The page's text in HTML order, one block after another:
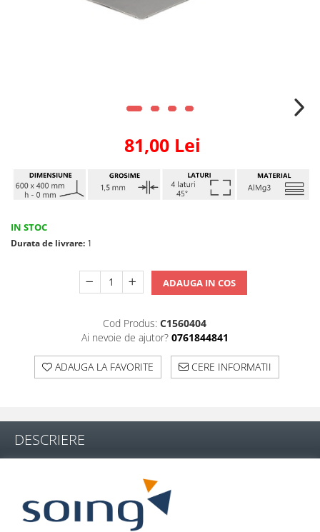
81,00 Lei
IN STOC
Durata de livrare: 1
ADAUGA IN COS
Cod Produs: C1560404
Ai nevoie de ajutor? 0761844841
ADAUGA LA FAVORITE CERE INFORMATII
DESCRIERE